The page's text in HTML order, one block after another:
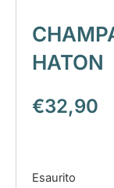
HATON
€32,90
Esaurito